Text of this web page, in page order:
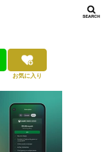
お気に入り